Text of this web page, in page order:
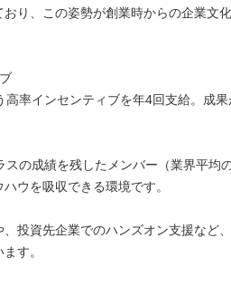
り、この姿勢が創業時からの企業文
率インセンティブを年4回支給。成
スの成績を残したメンバー（業界平均
ウを吸収できる環境です。
投資先企業でのハンズオン支援など
す。